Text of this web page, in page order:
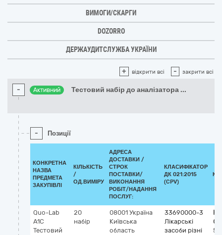
ВИМОГИ/СКАРГИ
DOZORRO
ДЕРЖАУДИТСЛУЖБА УКРАЇНИ
+ відкрити всі - закрити всі
- Активний Тестовий набір до аналізатора ...
- Позиції
КОНКРЕТНА
НАЗВА
ПРЕДМЕТА
ЗАКУПІВЛІ
КІЛЬКІСТЬ
/
ОД.ВИМІРУ
АДРЕСА
ДОСТАВКИ /
СТРОК
ПОСТАВКИ/
ВИКОНАННЯ
РОБІТ/НАДАННЯ
ПОСЛУГ:
КЛАСИФІКАТОР
ДК 021:2015
(CPV)
Quo-Lab
A1C
Тестовий
20
набір
08001 Україна
Київська
область
33690000-3
Лікарські
засоби різні